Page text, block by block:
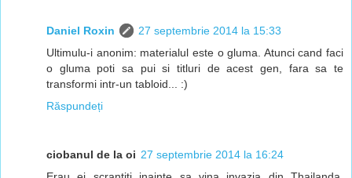
Daniel Roxin
27 septembrie 2014 la 15:33
Ultimulu-i anonim: materialul este o gluma. Atunci cand faci
o gluma poti sa pui si titluri de acest gen, fara sa te
transformi intr-un tabloid... :)
Răspundeți
ciobanul de la oi 27 septembrie 2014 la 16:24